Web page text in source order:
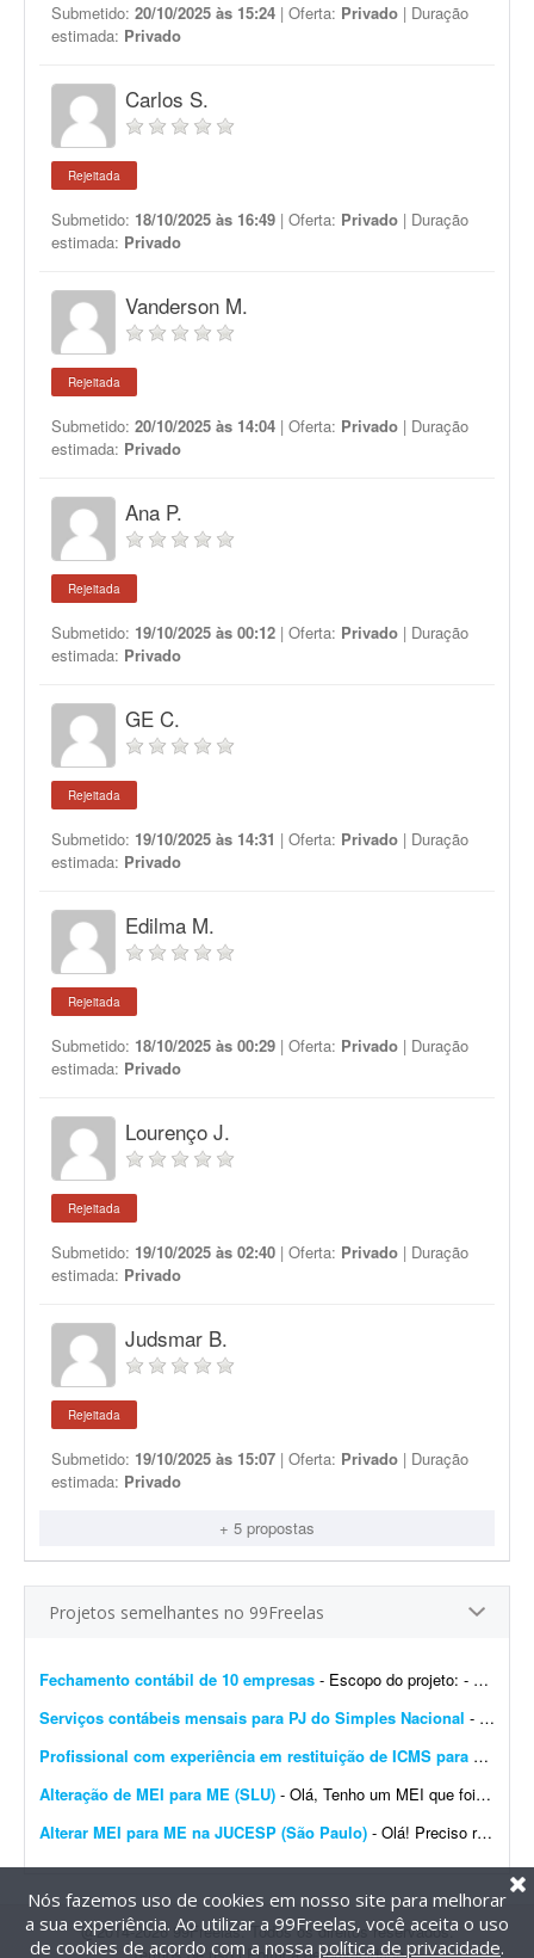
Submetido: 20/10/2025 às 15:24 | Oferta: Privado | Duração
estimada: Privado
Carlos S.
Rejeitada
Submetido: 18/10/2025 às 16:49 | Oferta: Privado | Duração
estimada: Privado
Vanderson M.
Rejeitada
Submetido: 20/10/2025 às 14:04 | Oferta: Privado | Duração
estimada: Privado
Ana P.
Rejeitada
Submetido: 19/10/2025 às 00:12 | Oferta: Privado | Duração
estimada: Privado
GE C.
Rejeitada
Submetido: 19/10/2025 às 14:31 | Oferta: Privado | Duração
estimada: Privado
Edilma M.
Rejeitada
Submetido: 18/10/2025 às 00:29 | Oferta: Privado | Duração
estimada: Privado
Lourenço J.
Rejeitada
Submetido: 19/10/2025 às 02:40 | Oferta: Privado | Duração
estimada: Privado
Judsmar B.
Rejeitada
Submetido: 19/10/2025 às 15:07 | Oferta: Privado | Duração
estimada: Privado
+ 5 propostas
Projetos semelhantes no 99Freelas
Fechamento contábil de 10 empresas - Escopo do projeto: - Fechamento contábil de 10 empresas, período de janeiro a junho. - Entrega com contas conciliadas e composição de contas. - Empresas, majoritariament...
Serviços contábeis mensais para PJ do Simples Nacional - Preciso de um profissional ou consultoria contábil para assumir as rotinas fiscais e as declarações periódicas de um PJ do Simples Nacional. - Emissão de notas f...
Profissional com experiência em restituição de ICMS para produtor rural
Alteração de MEI para ME (SLU) - Olá, Tenho um MEI que foi desenquadrado em 01/2026 por excesso de faturamento. Preciso fazer a alteração de MEI para ME (SLU). CNPJ: 57215203000112 Por favor, quem tiver int...
Alterar MEI para ME na JUCESP (São Paulo) - Olá! Preciso realizar a alteração de um MEI para ME no estado de São Paulo e não tenho CRC/SP ativo, que é exigido pela JUCESP no processo. Busco um parce...
@2014-2026 99Freelas. Todos os direitos reservados.
Nós fazemos uso de cookies em nosso site para melhorar
a sua experiência. Ao utilizar a 99Freelas, você aceita o uso
de cookies de acordo com a nossa política de privacidade.